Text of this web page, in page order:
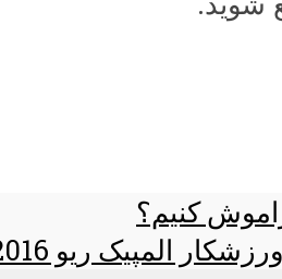
کنیم؟
ریو 2016 گوشی هدیه می دهد